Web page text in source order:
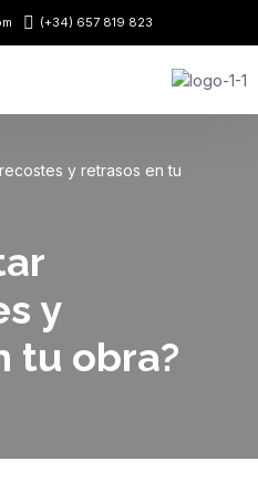
(+34) 657 819 823
y retrasos en tu
y
tu obra?